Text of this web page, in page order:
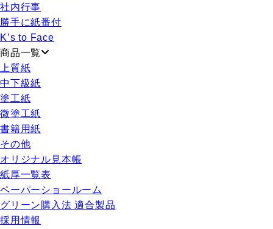
社内行事
勝手に紙番付
K’s to Face
商品一覧
上質紙
中下級紙
塗工紙
微塗工紙
書籍用紙
その他
オリジナル見本帳
紙厚一覧表
ペーパーショールーム
グリーン購入法 適合製品
採用情報